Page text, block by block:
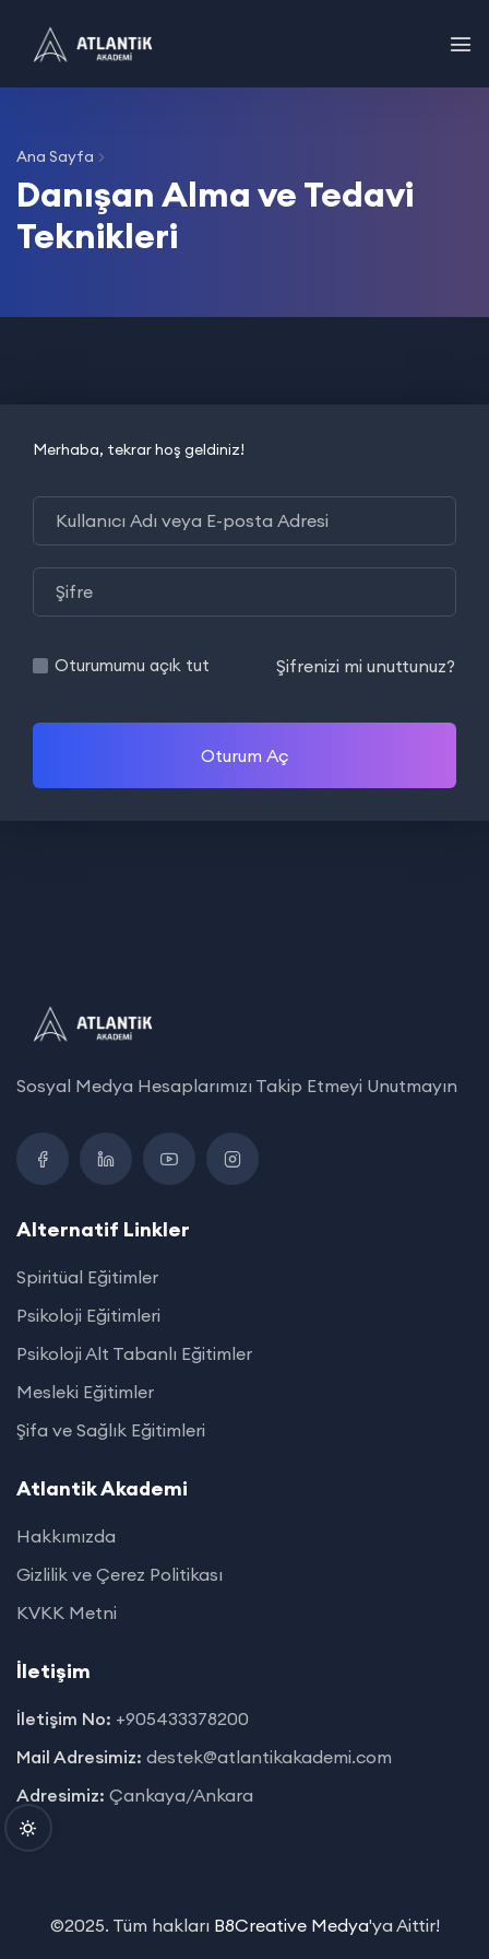
Ana Sayfa
Danışan Alma ve Tedavi
Teknikleri
Merhaba, tekrar hoş geldiniz!
Oturumumu açık tut Şifrenizi mi unuttunuz?
Oturum Aç
Sosyal Medya Hesaplarımızı Takip Etmeyi Unutmayın
Alternatif Linkler
Spiritüal Eğitimler
Psikoloji Eğitimleri
Psikoloji Alt Tabanlı Eğitimler
Mesleki Eğitimler
Şifa ve Sağlık Eğitimleri
Atlantik Akademi
Hakkımızda
Gizlilik ve Çerez Politikası
KVKK Metni
İletişim
İletişim No: +905433378200
Mail Adresimiz: destek@atlantikakademi.com
Adresimiz: Çankaya/Ankara
©2025. Tüm hakları B8Creative Medya'ya Aittir!